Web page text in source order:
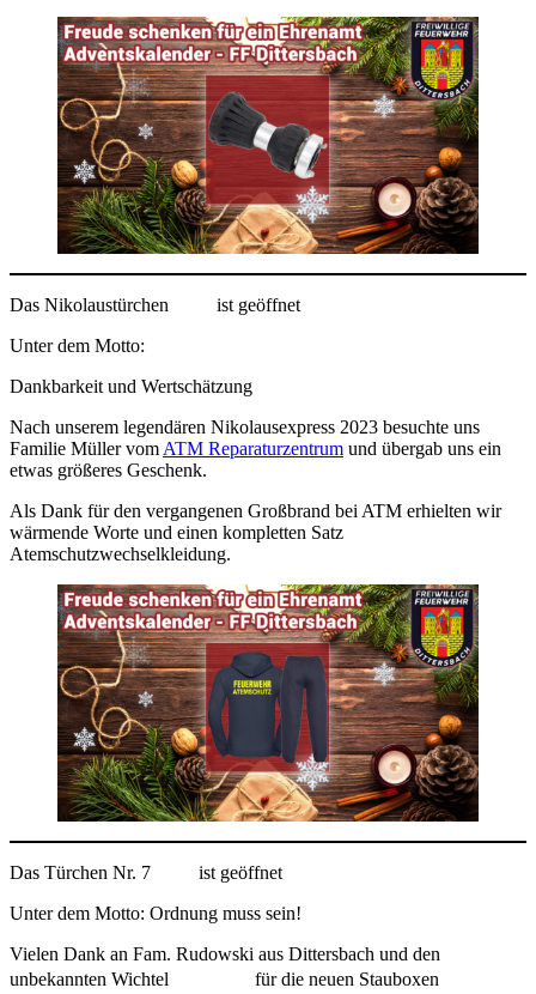
Das Nikolaustürchen
ist geöffnet
Unter dem Motto:
Dankbarkeit und Wertschätzung
Nach unserem legendären Nikolausexpress 2023 besuchte uns
Familie Müller vom ATM Reparaturzentrum und übergab uns ein
etwas größeres Geschenk.
Als Dank für den vergangenen Großbrand bei ATM erhielten wir
wärmende Worte und einen kompletten Satz
Atemschutzwechselkleidung.
Das Türchen Nr. 7
ist geöffnet
Unter dem Motto: Ordnung muss sein!
Vielen Dank an Fam. Rudowski aus Dittersbach und den
unbekannten Wichtel
für die neuen Stauboxen